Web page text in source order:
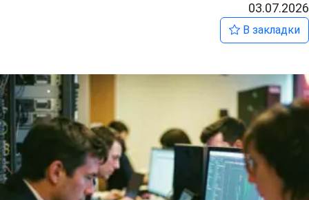
03.07.2026
В закладки